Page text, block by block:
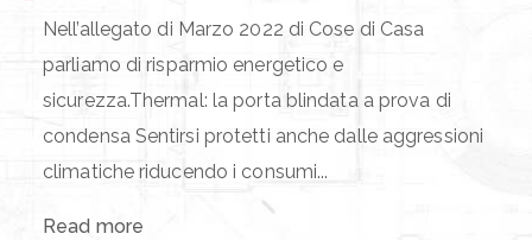
Nell’allegato di Marzo 2022 di Cose di Casa
parliamo di risparmio energetico e
sicurezza.Thermal: la porta blindata a prova di
condensa Sentirsi protetti anche dalle aggressioni
climatiche riducendo i consumi...
Read more